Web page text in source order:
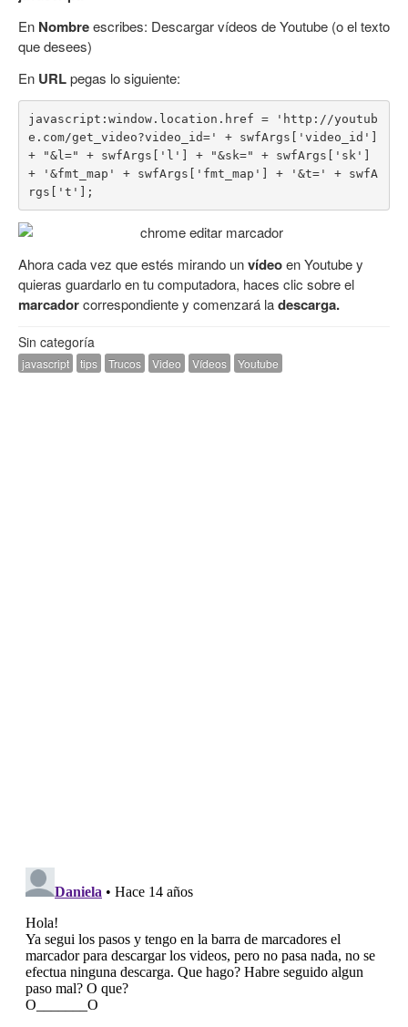
En Nombreescribes: Descargar vídeos de Youtube (o el texto
que desees)
En URLpegas lo siguiente:
javascript:window.location.href = 'http://youtub
e.com/get_video?video_id=' + swfArgs['video_id']
+ "&l=" + swfArgs['l'] + "&sk=" + swfArgs['sk']
+ '&fmt_map' + swfArgs['fmt_map'] + '&t=' + swfA
rgs['t'];
Ahora cada vez que estés mirando unvídeoen Youtube y
quieras guardarlo en tu computadora, haces clic sobre el
marcadorcorrespondiente y comenzará ladescarga.
Sin categoría
javascript tips Trucos Video Vídeos Youtube